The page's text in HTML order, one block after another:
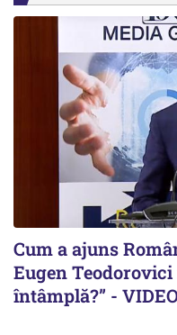
Cum a ajuns
Eugen Teodorovici
întâmplă?” -